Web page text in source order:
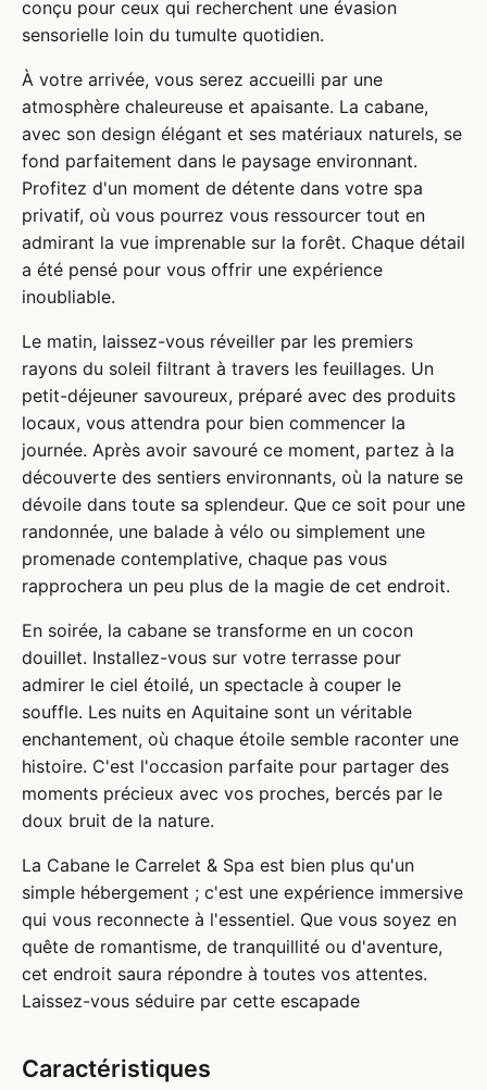
conçu pour ceux qui recherchent une évasion
sensorielle loin du tumulte quotidien.
À votre arrivée, vous serez accueilli par une
atmosphère chaleureuse et apaisante. La cabane,
avec son design élégant et ses matériaux naturels, se
fond parfaitement dans le paysage environnant.
Profitez d'un moment de détente dans votre spa
privatif, où vous pourrez vous ressourcer tout en
admirant la vue imprenable sur la forêt. Chaque détail
a été pensé pour vous offrir une expérience
inoubliable.
Le matin, laissez-vous réveiller par les premiers
rayons du soleil filtrant à travers les feuillages. Un
petit-déjeuner savoureux, préparé avec des produits
locaux, vous attendra pour bien commencer la
journée. Après avoir savouré ce moment, partez à la
découverte des sentiers environnants, où la nature se
dévoile dans toute sa splendeur. Que ce soit pour une
randonnée, une balade à vélo ou simplement une
promenade contemplative, chaque pas vous
rapprochera un peu plus de la magie de cet endroit.
En soirée, la cabane se transforme en un cocon
douillet. Installez-vous sur votre terrasse pour
admirer le ciel étoilé, un spectacle à couper le
souffle. Les nuits en Aquitaine sont un véritable
enchantement, où chaque étoile semble raconter une
histoire. C'est l'occasion parfaite pour partager des
moments précieux avec vos proches, bercés par le
doux bruit de la nature.
La Cabane le Carrelet & Spa est bien plus qu'un
simple hébergement ; c'est une expérience immersive
qui vous reconnecte à l'essentiel. Que vous soyez en
quête de romantisme, de tranquillité ou d'aventure,
cet endroit saura répondre à toutes vos attentes.
Laissez-vous séduire par cette escapade
Caractéristiques